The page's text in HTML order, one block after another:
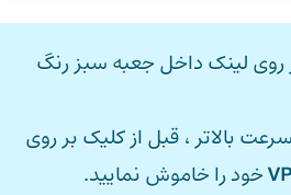
روی لینک داخل جعبه سبز رنگ
سرعت بالاتر ، قبل از کلیک بر روی
خود را خاموش نمایید.